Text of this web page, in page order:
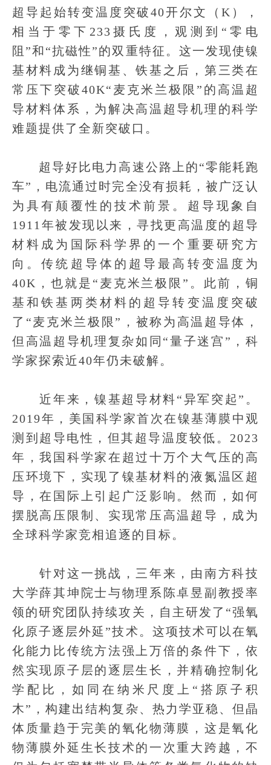
超导起始转变温度突破40开尔文（K），
相当于零下233摄氏度，观测到“零电
阻”和“抗磁性”的双重特征。这一发现使镍
基材料成为继铜基、铁基之后，第三类在
常压下突破40K“麦克米兰极限”的高温超
导材料体系，为解决高温超导机理的科学
难题提供了全新突破口。
超导好比电力高速公路上的“零能耗跑
车”，电流通过时完全没有损耗，被广泛认
为具有颠覆性的技术前景。超导现象自
1911年被发现以来，寻找更高温度的超导
材料成为国际科学界的一个重要研究方
向。传统超导体的超导最高转变温度为
40K，也就是“麦克米兰极限”。此前，铜
基和铁基两类材料的超导转变温度突破
了“麦克米兰极限”，被称为高温超导体，
但高温超导机理复杂如同“量子迷宫”，科
学家探索近40年仍未破解。
近年来，镍基超导材料“异军突起”。
2019年，美国科学家首次在镍基薄膜中观
测到超导电性，但其超导温度较低。2023
年，我国科学家在超过十万个大气压的高
压环境下，实现了镍基材料的液氮温区超
导，在国际上引起广泛影响。然而，如何
摆脱高压限制、实现常压高温超导，成为
全球科学家竞相追逐的目标。
针对这一挑战，三年来，由南方科技
大学薛其坤院士与物理系陈卓昱副教授率
领的研究团队持续攻关，自主研发了“强氧
化原子逐层外延”技术。这项技术可以在氧
化能力比传统方法强上万倍的条件下，依
然实现原子层的逐层生长，并精确控制化
学配比，如同在纳米尺度上“搭原子积
木”，构建出结构复杂、热力学亚稳、但晶
体质量趋于完美的氧化物薄膜，这是氧化
物薄膜外延生长技术的一次重大跨越，不